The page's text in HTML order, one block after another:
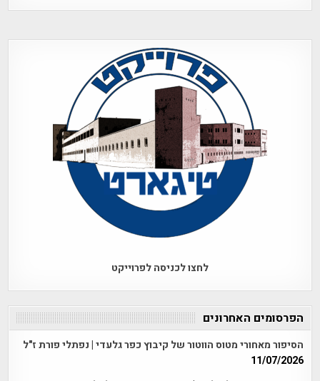
לחצו לכניסה לפרוייקט
הפרסומים האחרונים
הסיפור מאחורי מטוס הווטור של קיבוץ כפר גלעדי | נפתלי פורת ז"ל
11/07/2026